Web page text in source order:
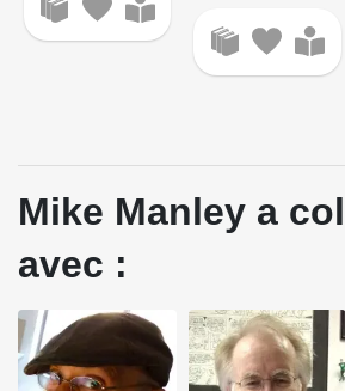
Mike Manley a
avec :